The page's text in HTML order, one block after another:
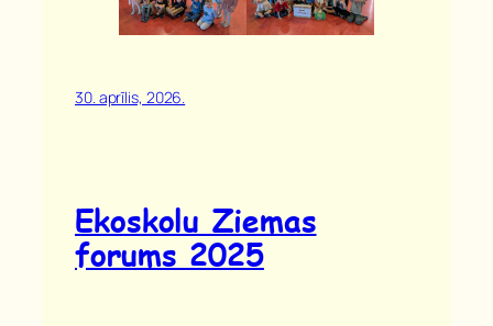
30. aprīlis, 2026.
Ekoskolu Ziemas
forums 2025